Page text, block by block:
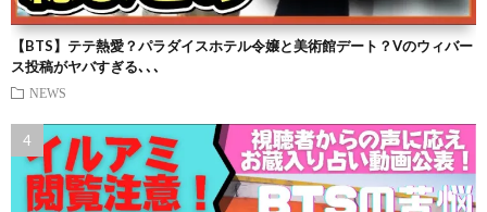
【BTS】テテ熱愛？パラダイスホテル令嬢と美術館デート？Vのウィバー
ス投稿がヤバすぎる､､､
NEWS